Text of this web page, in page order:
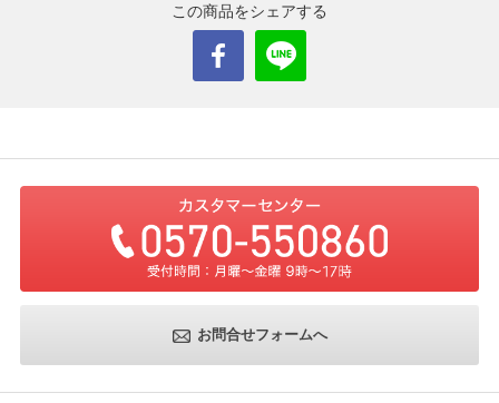
この商品をシェアする
お問合せフォームへ